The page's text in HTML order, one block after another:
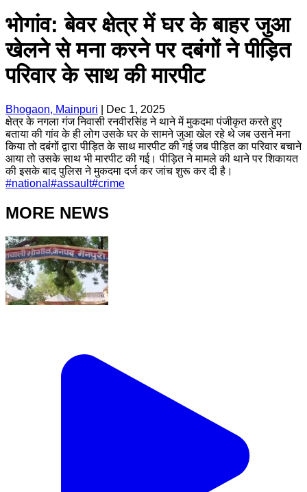
भोगांव: बेवर क्षेत्र में घर के बाहर जुआ
खेलने से मना करने पर दबंगों ने पीड़ित
परिवार के साथ की मारपीट
Bhogaon, Mainpuri
Dec 1, 2025
क्षेत्र के नगला गंज निवासी रनवीरसिंह ने थाने में मुकदमा पंजीकृत करते हुए
बताया की गांव के ही लोग उसके घर के सामने जुआ खेल रहे थे जब उसने मना
किया तो दबंगों द्वारा पीड़ित के साथ मारपीट की गई जब पीड़ित का परिवार बचाने
आया तो उसके साथ भी मारपीट की गई। पीड़ित ने मामले की थाने पर शिकायत
की इसके बाद पुलिस ने मुकदमा दर्ज कर जांच शुरू कर दी है।
#national #assault#crime
MORE NEWS